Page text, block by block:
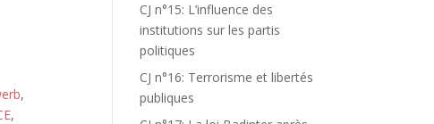
,
,
CJ n°15: L’influence des
institutions sur les partis
politiques
CJ n°16: Terrorisme et libertés
publiques